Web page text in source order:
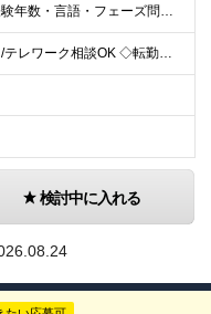
◇前職給与保証（経験年数・言語・フェーズ問わず保証） ◇年収150万円UP実績あり！ 月給30万円以上 ※経験・スキルを考慮の上、決定します。 ※上記月給には固定残業代（35時間分／5万2,500
◇完全在宅案件あり/テレワーク相談OK ◇転勤なし 東京都中央区日本橋久松町11-8 REGRARD NINGYOCHO B1F ┗一都三県（東京・神奈川・千葉・埼玉）の案件先へ勤務いただきます。
検討中に入れる